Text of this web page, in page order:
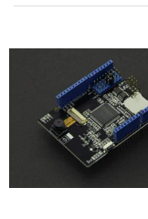
Accesorii
Cabluri si Conectori
Camera
LCD